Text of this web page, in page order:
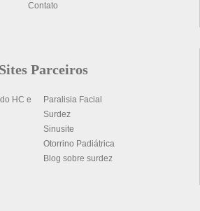
Contato
Sites Parceiros
HC e
Paralisia Facial
Surdez
Sinusite
Otorrino Padiátrica
Blog sobre surdez